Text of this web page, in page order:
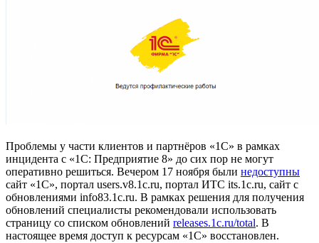
Проблемы у части клиентов и партнёров «1C» в рамках
инцидента с «1С: Предприятие 8» до сих пор не могут
оперативно решиться. Вечером 17 ноября были недоступны
сайт «1С», портал users.v8.1c.ru, портал ИТС its.1c.ru, сайт с
обновлениями info83.1c.ru. В рамках решения для получения
обновлений специалисты рекомендовали использовать
страницу со списком обновлений releases.1c.ru/total. В
настоящее время доступ к ресурсам «1C» восстановлен.